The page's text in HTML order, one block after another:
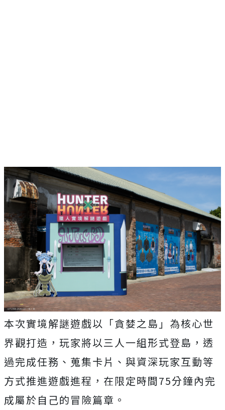
本次實境解謎遊戲以「貪婪之島」為核心世
界觀打造，玩家將以三人一組形式登島，透
過完成任務、蒐集卡片、與資深玩家互動等
方式推進遊戲進程，在限定時間75分鐘內完
成屬於自己的冒險篇章。